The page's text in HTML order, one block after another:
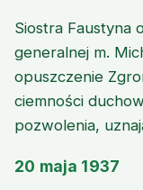
Siostra Faustyna
generalnej m.
opuszczenie
ciemności
pozwolenia,
20 maja 1937